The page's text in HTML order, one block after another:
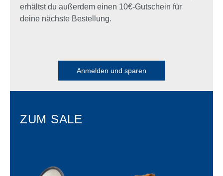
erhältst du außerdem einen 10€-Gutschein für
deine nächste Bestellung.
Anmelden und sparen
ZUM SALE